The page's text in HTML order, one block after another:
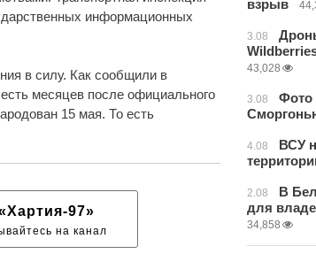
информационных
в силу. Как сообщили в
месяцев после официального
15 мая. То есть
97»
на канал
взрыв
3.08
43,028
3.08
Фото
4.08
ВСУ
2.08
В
для
34,858